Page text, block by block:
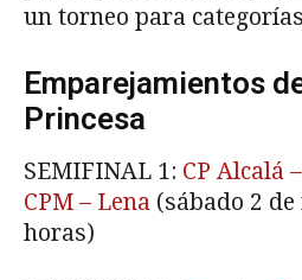
un torneo para categorías
Emparejamientos
Princesa
SEMIFINAL 1: CP Alcalá
CPM – Lena (sábado 2
horas)